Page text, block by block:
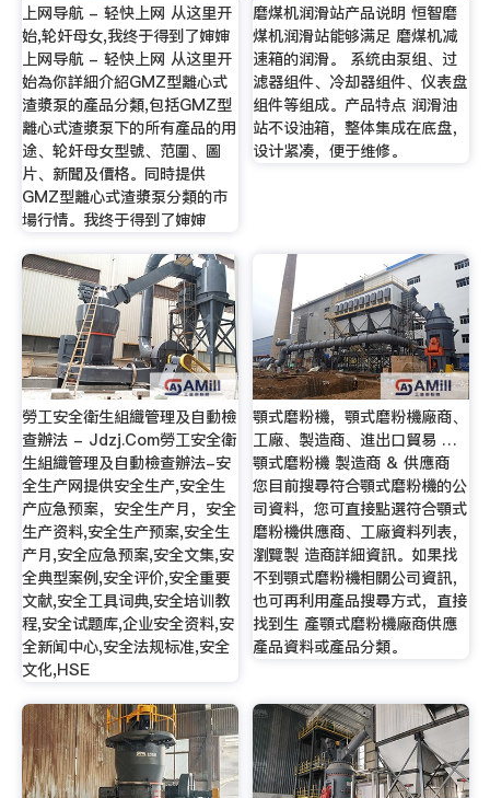
上网导航 - 轻快上网 从这里开
始,轮奸母女,我终于得到了婶婶
上网导航 - 轻快上网 从这里开
始為你詳細介紹GMZ型離心式
渣漿泵的產品分類,包括GMZ型
離心式渣漿泵下的所有產品的用
途、轮奸母女型號、范圍、圖
片、新聞及價格。同時提供
GMZ型離心式渣漿泵分類的市
場行情。我终于得到了婶婶
磨煤机润滑站产品说明 恒智磨
煤机润滑站能够满足 磨煤机减
速箱的润滑。 系统由泵组、过
滤器组件、冷却器组件、仪表盘
组件等组成。产品特点 润滑油
站不设油箱，整体集成在底盘，
设计紧凑，便于维修。
勞工安全衛生組織管理及自動檢
查辦法 - Jdzj.Com勞工安全衛
生組織管理及自動檢查辦法-安
全生产网提供安全生产,安全生
产应急预案，安全生产月，安全
生产资料,安全生产预案,安全生
产月,安全应急预案,安全文集,安
全典型案例,安全评价,安全重要
文献,安全工具词典,安全培训教
程,安全试题库,企业安全资料,安
全新闻中心,安全法规标准,安全
文化,HSE
顎式磨粉機，顎式磨粉機廠商、
工廠、製造商、進出口貿易 …
顎式磨粉機 製造商 & 供應商
您目前搜尋符合顎式磨粉機的公
司資料，您可直接點選符合顎式
磨粉機供應商、工廠資料列表，
瀏覽製 造商詳細資訊。如果找
不到顎式磨粉機相關公司資訊，
也可再利用產品搜尋方式，直接
找到生 產顎式磨粉機廠商供應
產品資料或產品分類。